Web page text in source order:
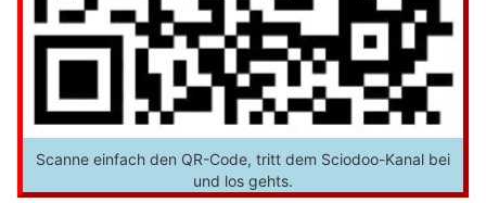
Scanne einfach den QR-Code, tritt dem Sciodoo-Kanal bei
und los gehts.